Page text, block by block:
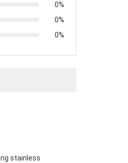
0%
0%
0%
stainless